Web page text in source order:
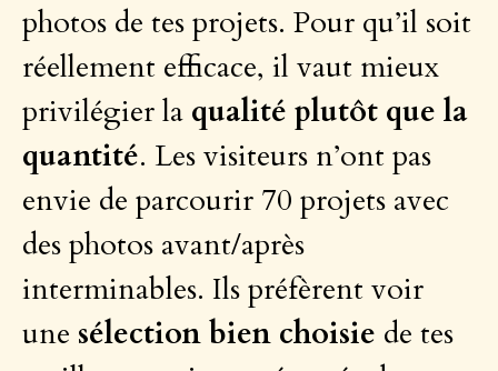
photos de tes projets. Pour qu’il soit
réellement efficace, il vaut mieux
privilégier la qualité plutôt que la
quantité. Les visiteurs n’ont pas
envie de parcourir 70 projets avec
des photos avant/après
interminables. Ils préfèrent voir
une sélection bien choisie de tes